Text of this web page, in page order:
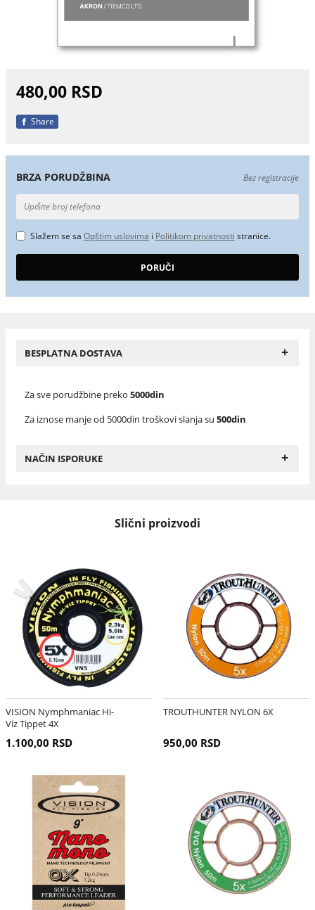
480,00 RSD
Share
BRZA PORUDŽBINA Bez registracije
Slažem se sa Opštim uslovima i Politikom privatnosti stranice.
BESPLATNA DOSTAVA +
Za sve porudžbine preko 5000din
Za iznose manje od 5000din troškovi slanja su 500din
NAČIN ISPORUKE +
Slični proizvodi
VISION Nymphmaniac Hi-
Viz Tippet 4X
1.100,00 RSD
TROUTHUNTER NYLON 6X
950,00 RSD